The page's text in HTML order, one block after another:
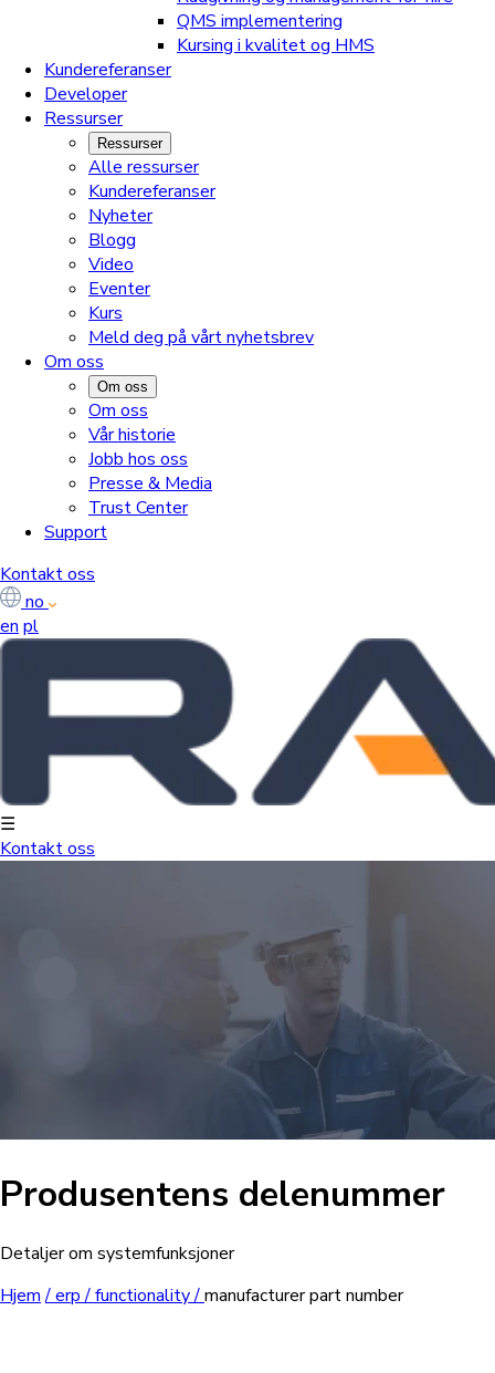
QMS implementering
Kursing i kvalitet og HMS
Kundereferanser
Developer
Ressurser
Ressurser
Alle ressurser
Kundereferanser
Nyheter
Blogg
Video
Eventer
Kurs
Meld deg på vårt nyhetsbrev
Om oss
Om oss
Om oss
Vår historie
Jobb hos oss
Presse & Media
Trust Center
Support
Kontakt oss
no
en pl
☰
Kontakt oss
Produsentens delenummer
Detaljer om systemfunksjoner
Hjem /erp /functionality /manufacturer part number